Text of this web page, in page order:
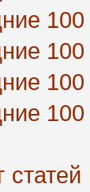
статей